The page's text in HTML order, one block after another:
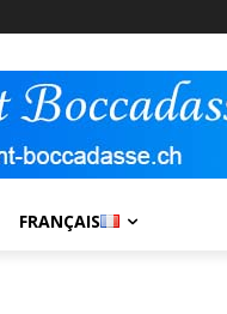
FRANÇAIS